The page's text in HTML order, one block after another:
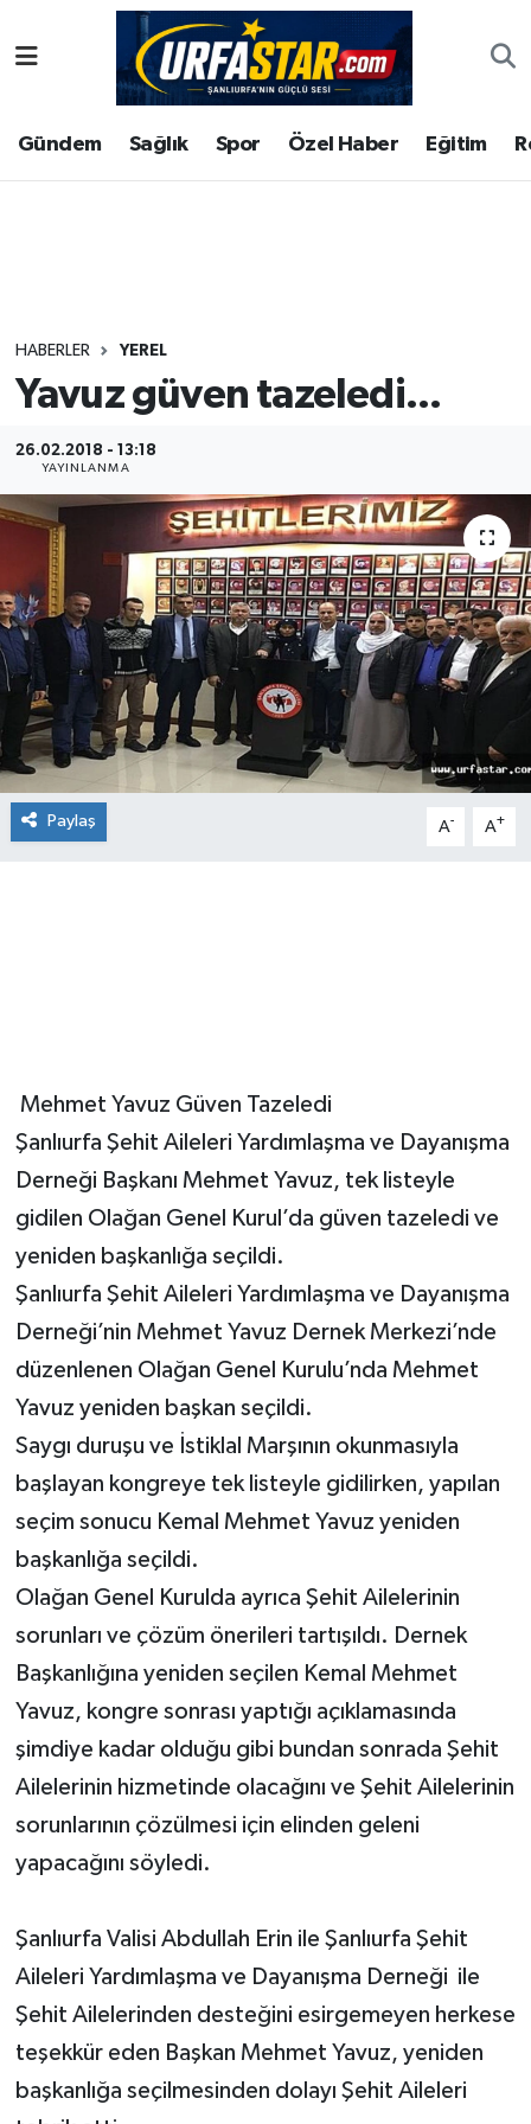
Gündem Sağlık Spor Özel Haber Eğitim
HABERLER YEREL
Yavuz güven tazeledi...
26.02.2018 - 13:18
YAYINLANMA
Paylaş A- A+
Mehmet Yavuz Güven Tazeledi
Şanlıurfa Şehit Aileleri Yardımlaşma ve Dayanışma
Derneği Başkanı Mehmet Yavuz, tek listeyle
gidilen Olağan Genel Kurul’da güven tazeledi ve
yeniden başkanlığa seçildi.
Şanlıurfa Şehit Aileleri Yardımlaşma ve Dayanışma
Derneği’nin Mehmet Yavuz Dernek Merkezi’nde
düzenlenen Olağan Genel Kurulu’nda Mehmet
Yavuz yeniden başkan seçildi.
Saygı duruşu ve İstiklal Marşının okunmasıyla
başlayan kongreye tek listeyle gidilirken, yapılan
seçim sonucu Kemal Mehmet Yavuz yeniden
başkanlığa seçildi.
Olağan Genel Kurulda ayrıca Şehit Ailelerinin
sorunları ve çözüm önerileri tartışıldı. Dernek
Başkanlığına yeniden seçilen Kemal Mehmet
Yavuz, kongre sonrası yaptığı açıklamasında
şimdiye kadar olduğu gibi bundan sonrada Şehit
Ailelerinin hizmetinde olacağını ve Şehit Ailelerinin
sorunlarının çözülmesi için elinden geleni
yapacağını söyledi.
Şanlıurfa Valisi Abdullah Erin ile Şanlıurfa Şehit
Aileleri Yardımlaşma ve Dayanışma Derneği ile
Şehit Ailelerinden desteğini esirgemeyen herkese
teşekkür eden Başkan Mehmet Yavuz, yeniden
başkanlığa seçilmesinden dolayı Şehit Aileleri
ASAYİS
ÇEVRE
Gündem
Kültür
Magazin
Şanlıurfa Nöbetçi Eczaneler
Şanlıurfa Hava Durumu
Tüm Manşetler
Son Dakika Haberleri
Haber Arşivi